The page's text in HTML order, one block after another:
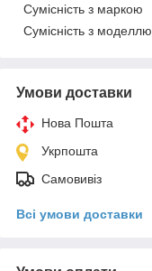
Сумісність з маркою
Сумісність з моделлю
Умови доставки
Нова Пошта
Укрпошта
Самовивіз
Всі умови доставки